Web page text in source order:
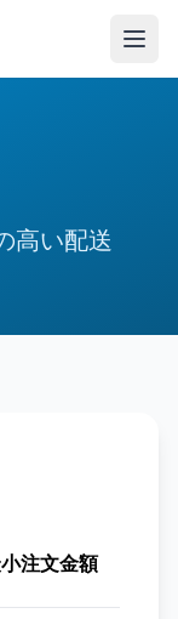
高い配送
注文金額